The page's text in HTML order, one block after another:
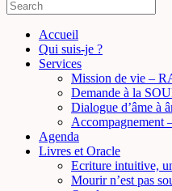
Accueil
Qui suis-je ?
Services
Mission de vie –
Demande à la
Dialogue d’âme à
Agenda
Livres et Oracle
Ecriture intuitive,
Mourir n’est pas